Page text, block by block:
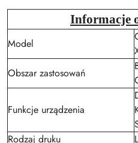
Informacje
Model
Obszar zastosowań
Funkcje urządzenia
Rodzaj druku